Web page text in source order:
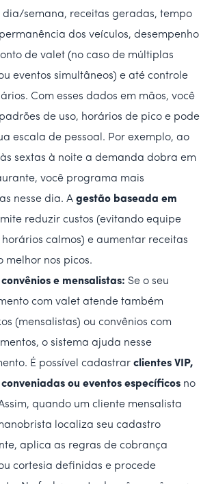
dia/semana, receitas geradas, tempo
dos veículos, desempenho
de valet (no caso de múltiplas
eventos simultâneos) e até controle
Com esses dados em mãos, você
de uso, horários de pico e pode
escala de pessoal. Por exemplo, ao
sextas à noite a demanda dobra em
você programa mais
nesse dia. A gestão baseada em
reduzir custos (evitando equipe
calmos) e aumentar receitas
melhor nos picos.
e mensalistas: Se o seu
com valet atende também
(mensalistas) ou convênios com
o sistema ajuda nesse
É possível cadastrar clientes VIP,
ou eventos específicos no
quando um cliente mensalista
localiza seu cadastro
aplica as regras de cobrança
cortesia definidas e procede